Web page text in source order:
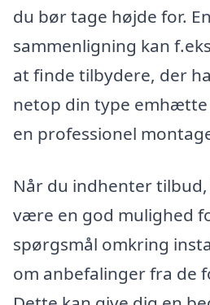
du bør tage højde for.
sammenligning kan
at finde tilbydere, der
netop din type emhætte
en professionel
Når du indhenter
være en god mulighed
spørgsmål omkring
om anbefalinger fra de